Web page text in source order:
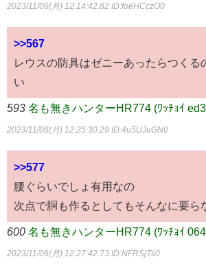
2023/11/06(月) 12:14:42.82 ID:foeHCczO0
>>567
レウスの防具はゼニーあったらつくる
い
593 名も無きハンターHR774 (ﾜｯﾁｮｲ
2023/11/06(月) 12:25:30.29 ID:4u5UJuGN0
>>577
腰ぐらいでしょ有用なの
次点で胴も作るとしてもそんなに要ら
600 名も無きハンターHR774 (ﾜｯﾁｮｲ
2023/11/06(月) 12:27:42.73 ID:NFRSjTti0